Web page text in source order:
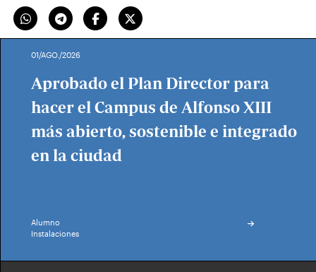
01/AGO./2026
Aprobado el Plan Director para
hacer el Campus de Alfonso XIII
más abierto, sostenible e integrado
en la ciudad
Alumno
Instalaciones